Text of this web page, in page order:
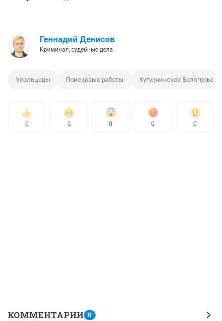
Геннадий Денисов
Криминал, судебные дела
Усольцевы Поисковые работы Кутурчинское Белогорье
0 0 0 0 0
КОММЕНТАРИИ 0